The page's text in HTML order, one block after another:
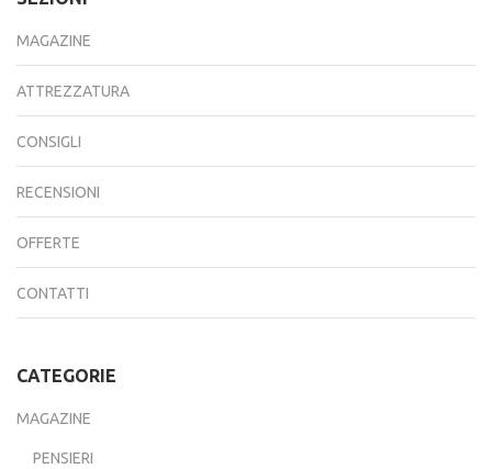
MAGAZINE
ATTREZZATURA
CONSIGLI
RECENSIONI
OFFERTE
CONTATTI
CATEGORIE
MAGAZINE
PENSIERI